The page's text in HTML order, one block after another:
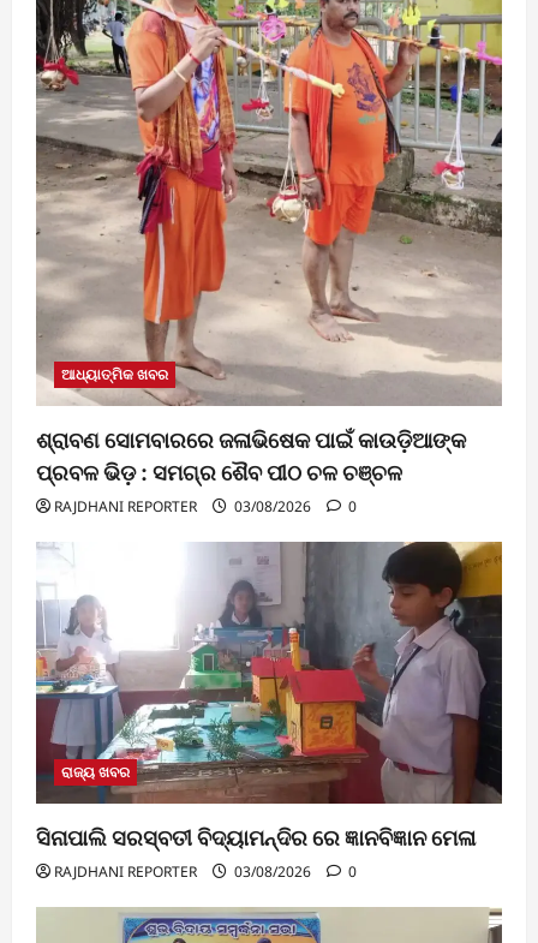
ଆଧ୍ୟାତ୍ମିକ ଖବର
ଶ୍ରାବଣ ସୋମବାରରେ ଜଳାଭିଷେକ ପାଇଁ କାଉଡ଼ିଆଙ୍କ
ପ୍ରବଳ ଭିଡ଼ : ସମଗ୍ର ଶୈବ ପୀଠ ଚଳ ଚଞ୍ଚଳ
RAJDHANI REPORTER 03/08/2026 0
ରାଜ୍ୟ ଖବର
ସିନାପାଲି ସରସ୍ବତୀ ବିଦ୍ୟାମନ୍ଦିର ରେ ଜ୍ଞାନବିଜ୍ଞାନ ମେଳା
RAJDHANI REPORTER 03/08/2026 0